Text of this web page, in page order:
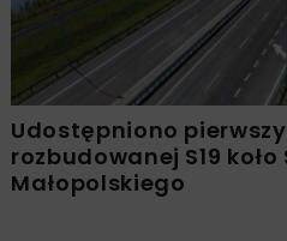
Udostępniono
rozbudowanej S19 koło
Małopolskiego